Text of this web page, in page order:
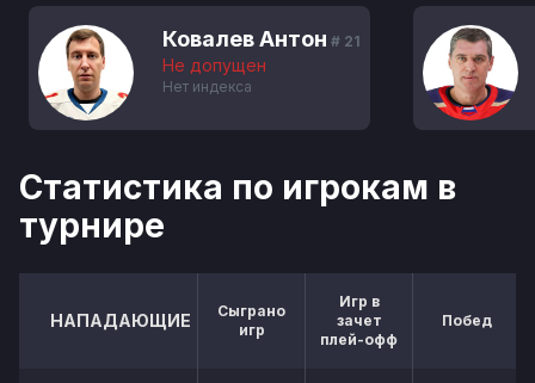
Ковалев Антон # 21
Не допущен
Нет индекса
Статистика по игрокам в
турнире
НАПАДАЮЩИЕ
Сыграно
игр
Игр в
зачет
плей-офф
Побед